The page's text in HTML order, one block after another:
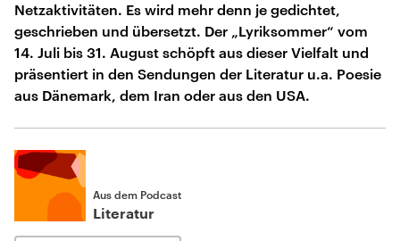
Netzaktivitäten. Es wird mehr denn je gedichtet,
geschrieben und übersetzt. Der „Lyriksommer“ vom
14. Juli bis 31. August schöpft aus dieser Vielfalt und
präsentiert in den Sendungen der Literatur u.a. Poesie
aus Dänemark, dem Iran oder aus den USA.
Aus dem Podcast
Literatur